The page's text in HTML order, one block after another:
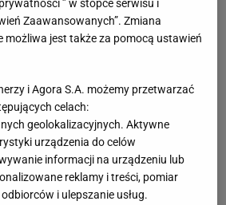
” w stopce serwisu i
Zaawansowanych”. Zmiana
możliwa jest także za pomocą ustawień
i Agora S.A. możemy przetwarzać
celach:
geolokalizacyjnych. Aktywne
urządzenia do celów
informacji na urządzeniu lub
reklamy i treści, pomiar
i ulepszanie usług.